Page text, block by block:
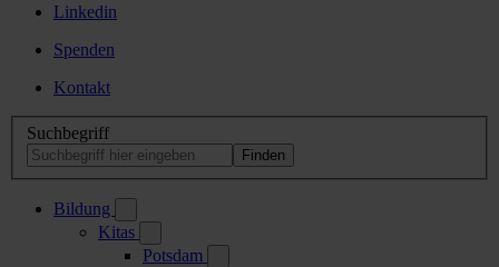
Linkedin
Spenden
Kontakt
Suchbegriff
Bildung
Kitas
Potsdam